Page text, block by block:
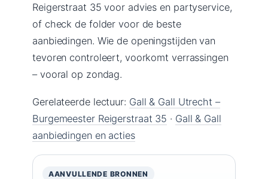
Reigerstraat 35 voor advies en partyservice,
of check de folder voor de beste
aanbiedingen. Wie de openingstijden van
tevoren controleert, voorkomt verrassingen
– vooral op zondag.
Gerelateerde lectuur: Gall & Gall Utrecht –
Burgemeester Reigerstraat 35 · Gall & Gall
aanbiedingen en acties
AANVULLENDE BRONNEN